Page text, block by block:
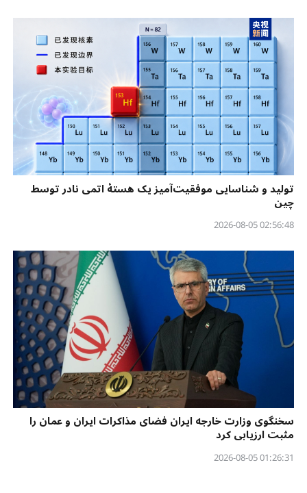
تولید و شناسایی موفقیت‌آمیز یک هستهٔ اتمی نادر توسط
چین
02:56:48 2026-08-05
سخنگوی وزارت خارجه ایران فضای مذاکرات ایران و عمان را
مثبت ارزیابی کرد
01:26:31 2026-08-05